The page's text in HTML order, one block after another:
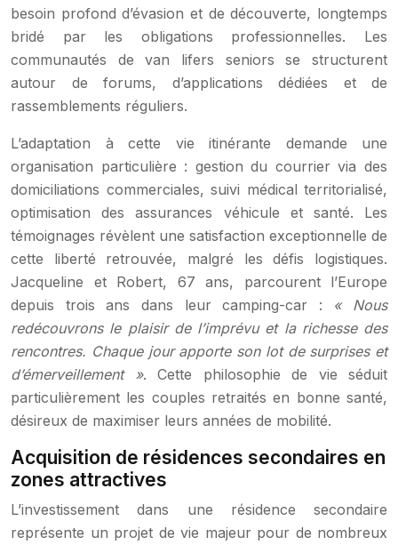
besoin profond d’évasion et de découverte, longtemps
bridé par les obligations professionnelles. Les
communautés de van lifers seniors se structurent
autour de forums, d’applications dédiées et de
rassemblements réguliers.
L’adaptation à cette vie itinérante demande une
organisation particulière : gestion du courrier via des
domiciliations commerciales, suivi médical territorialisé,
optimisation des assurances véhicule et santé. Les
témoignages révèlent une satisfaction exceptionnelle de
cette liberté retrouvée, malgré les défis logistiques.
Jacqueline et Robert, 67 ans, parcourent l’Europe
depuis trois ans dans leur camping-car : « Nous
redécouvrons le plaisir de l’imprévu et la richesse des
rencontres. Chaque jour apporte son lot de surprises et
d’émerveillement ». Cette philosophie de vie séduit
particulièrement les couples retraités en bonne santé,
désireux de maximiser leurs années de mobilité.
Acquisition de résidences secondaires en
zones attractives
L’investissement dans une résidence secondaire
représente un projet de vie majeur pour de nombreux